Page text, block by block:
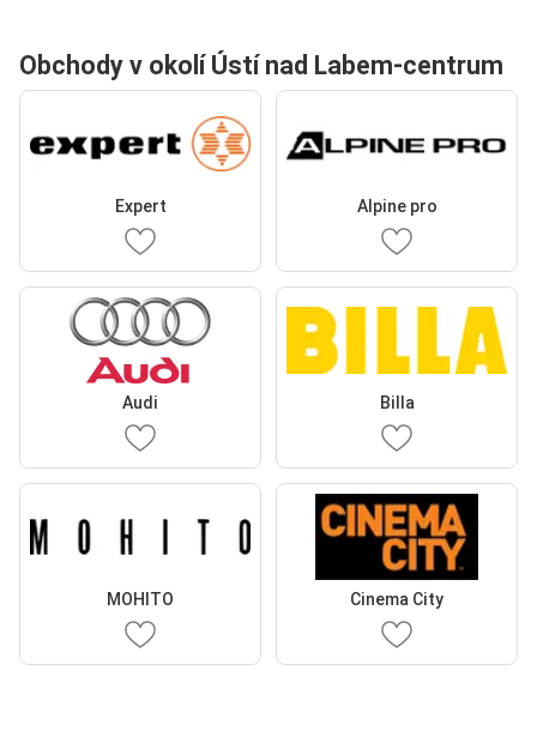
Obchody v okolí Ústí nad Labem-centrum
Expert Alpine pro
Audi Billa
MOHITO Cinema City